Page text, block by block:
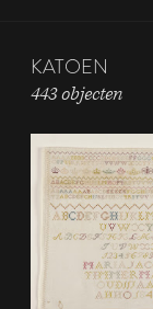
KATOEN
443 objecten